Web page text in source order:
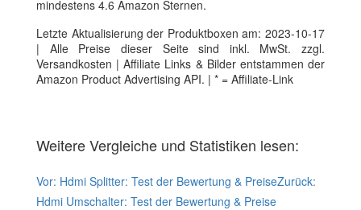
mindestens 4.6 Amazon Sternen.
Letzte Aktualisierung der Produktboxen am: 2023-10-17
| Alle Preise dieser Seite sind inkl. MwSt. zzgl.
Versandkosten | Affiliate Links & Bilder entstammen der
Amazon Product Advertising API. | * = Affiliate-Link
Weitere Vergleiche und Statistiken lesen:
Vor: Hdmi Splitter: Test der Bewertung & PreiseZurück:
Hdmi Umschalter: Test der Bewertung & Preise